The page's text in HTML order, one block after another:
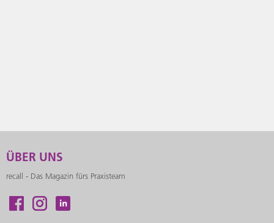
ÜBER UNS
recall - Das Magazin fürs Praxisteam